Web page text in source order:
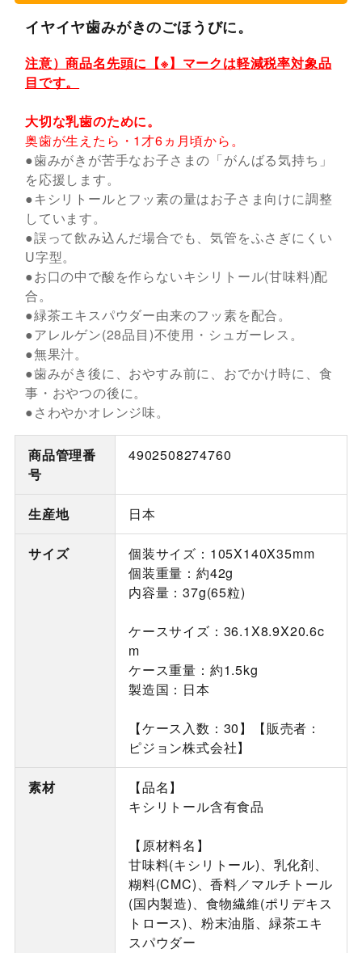
イヤイヤ歯みがきのごほうびに。
注意）商品名先頭に【※】マークは軽減税率対象品
目です。
大切な乳歯のために。
奥歯が生えたら・1才6ヵ月頃から。
●歯みがきが苦手なお子さまの「がんばる気持ち」
を応援します。
●キシリトールとフッ素の量はお子さま向けに調整
しています。
●誤って飲み込んだ場合でも、気管をふさぎにくい
U字型。
●お口の中で酸を作らないキシリトール(甘味料)配
合。
●緑茶エキスパウダー由来のフッ素を配合。
●アレルゲン(28品目)不使用・シュガーレス。
●無果汁。
●歯みがき後に、おやすみ前に、おでかけ時に、食
事・おやつの後に。
●さわやかオレンジ味。
商品管理番
号
4902508274760
生産地 日本
サイズ
個装サイズ：105X140X35mm
個装重量：約42g
内容量：37g(65粒)
ケースサイズ：36.1X8.9X20.6c
m
ケース重量：約1.5kg
製造国：日本
【ケース入数：30】【販売者：
ピジョン株式会社】
素材
【品名】
キシリトール含有食品
【原材料名】
甘味料(キシリトール)、乳化剤、
糊料(CMC)、香料／マルチトール
(国内製造)、食物繊維(ポリデキス
トロース)、粉末油脂、緑茶エキ
スパウダー